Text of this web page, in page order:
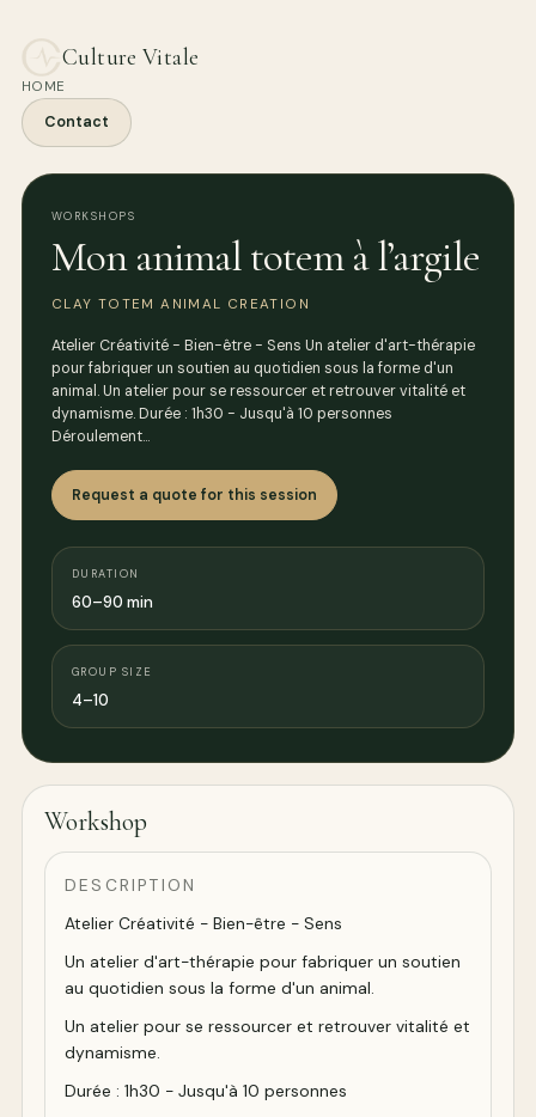
Culture Vitale
HOME
Contact
WORKSHOPS
Mon animal totem à l’argile
CLAY TOTEM ANIMAL CREATION
Atelier Créativité - Bien-être - Sens Un atelier d'art-thérapie
pour fabriquer un soutien au quotidien sous la forme d'un
animal. Un atelier pour se ressourcer et retrouver vitalité et
dynamisme. Durée : 1h30 - Jusqu'à 10 personnes
Déroulement…
Request a quote for this session
DURATION
60–90 min
GROUP SIZE
4–10
Workshop
DESCRIPTION
Atelier Créativité - Bien-être - Sens
Un atelier d'art-thérapie pour fabriquer un soutien
au quotidien sous la forme d'un animal.
Un atelier pour se ressourcer et retrouver vitalité et
dynamisme.
Durée : 1h30 - Jusqu'à 10 personnes